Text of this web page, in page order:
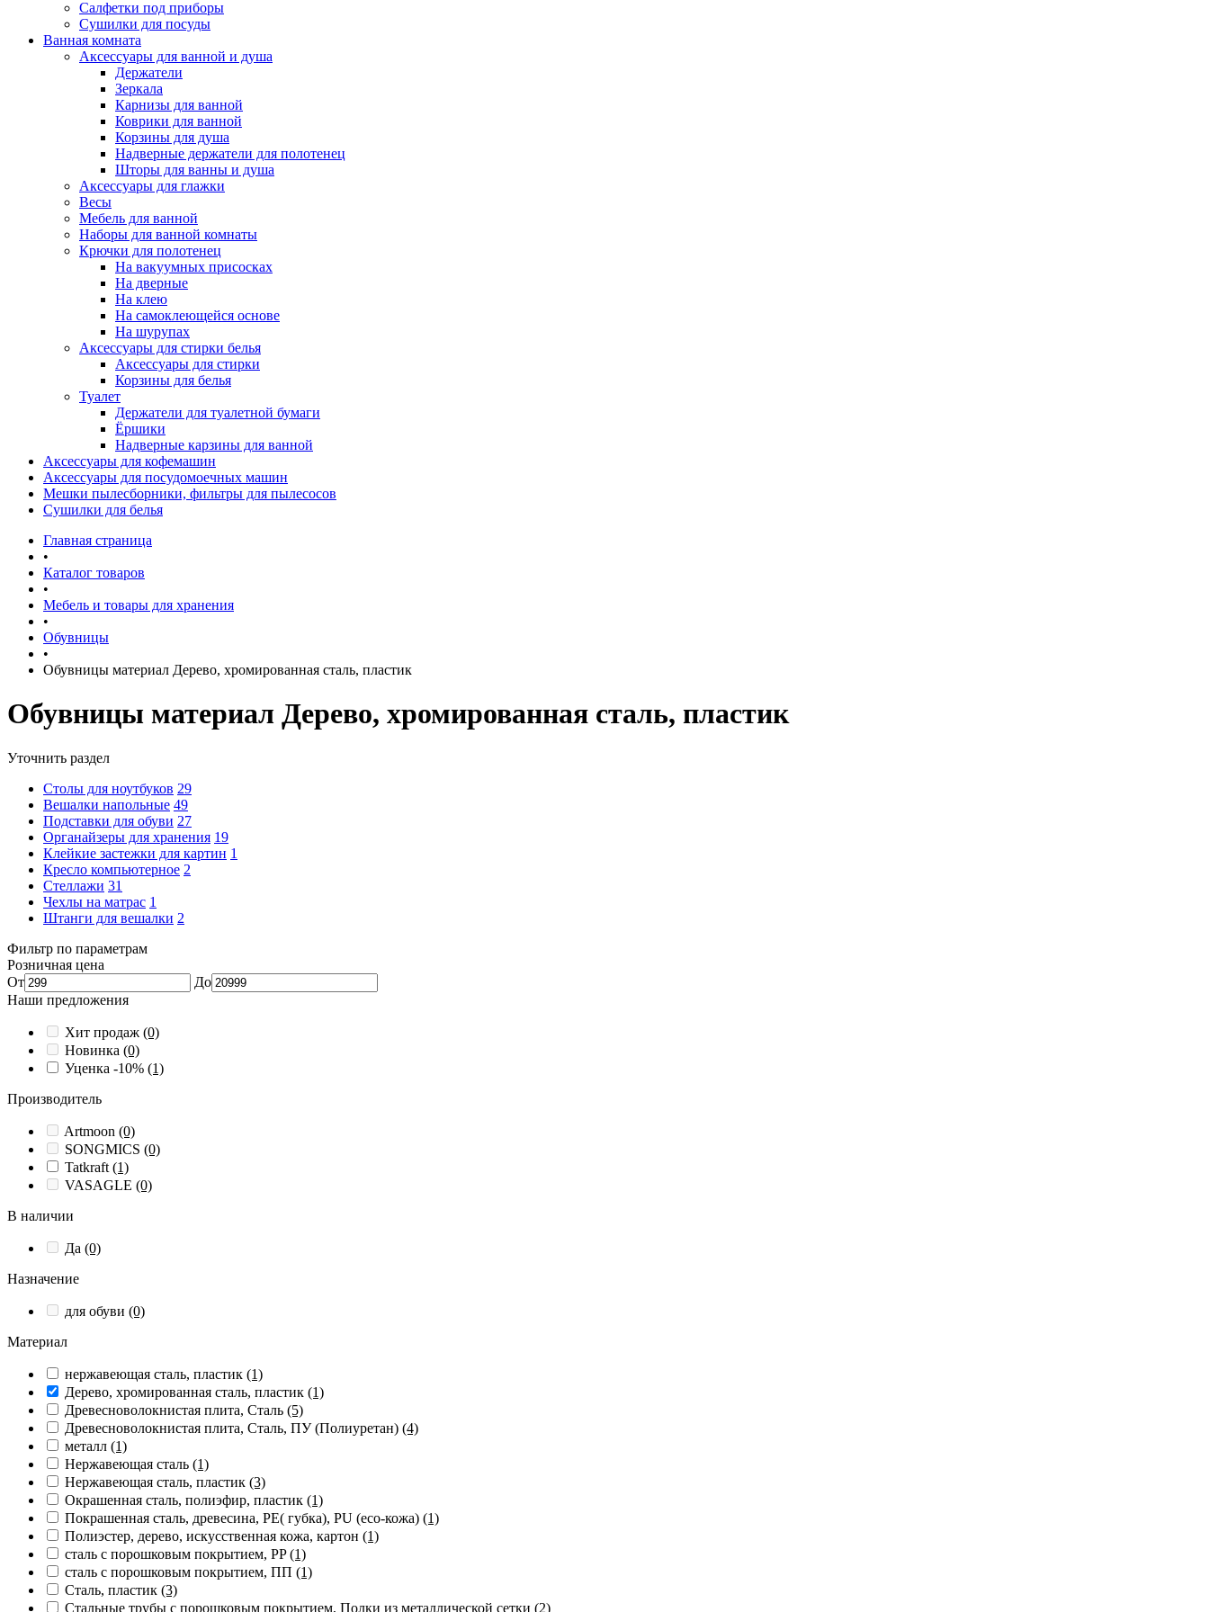
Салфетки под приборы
Сушилки для посуды
Ванная комната
Аксессуары для ванной и душа
Держатели
Зеркала
Карнизы для ванной
Коврики для ванной
Корзины для душа
Надверные держатели для полотенец
Шторы для ванны и душа
Аксессуары для глажки
Весы
Мебель для ванной
Наборы для ванной комнаты
Крючки для полотенец
На вакуумных присосках
На дверные
На клею
На самоклеющейся основе
На шурупах
Аксессуары для стирки белья
Аксессуары для стирки
Корзины для белья
Туалет
Держатели для туалетной бумаги
Ёршики
Надверные карзины для ванной
Аксессуары для кофемашин
Аксессуары для посудомоечных машин
Мешки пылесборники, фильтры для пылесосов
Сушилки для белья
Главная страница
•
Каталог товаров
•
Мебель и товары для хранения
•
Обувницы
•
Обувницы материал Дерево, хромированная сталь, пластик
Обувницы материал Дерево, хромированная сталь, пластик
Уточнить раздел
Столы для ноутбуков 29
Вешалки напольные 49
Подставки для обуви 27
Органайзеры для хранения 19
Клейкие застежки для картин 1
Кресло компьютерное 2
Стеллажи 31
Чехлы на матрас 1
Штанги для вешалки 2
Фильтр по параметрам
Розничная цена
От
До
Наши предложения
Хит продаж (0)
Новинка (0)
Уценка -10% (1)
Производитель
Artmoon (0)
SONGMICS (0)
Tatkraft (1)
VASAGLE (0)
В наличии
Да (0)
Назначение
для обуви (0)
Материал
нержавеющая сталь, пластик (1)
Дерево, хромированная сталь, пластик (1)
Древесноволокнистая плита, Сталь (5)
Древесноволокнистая плита, Сталь, ПУ (Полиуретан) (4)
металл (1)
Нержавеющая сталь (1)
Нержавеющая сталь, пластик (3)
Окрашенная сталь, полиэфир, пластик (1)
Покрашенная сталь, древесина, PE( губка), PU (eco-кожа) (1)
Полиэстер, дерево, искусственная кожа, картон (1)
сталь с порошковым покрытием, PP(1)
сталь с порошковым покрытием, ПП (1)
Сталь, пластик (3)
Стальные трубы с порошковым покрытием, Полки из металлической сетки (2)